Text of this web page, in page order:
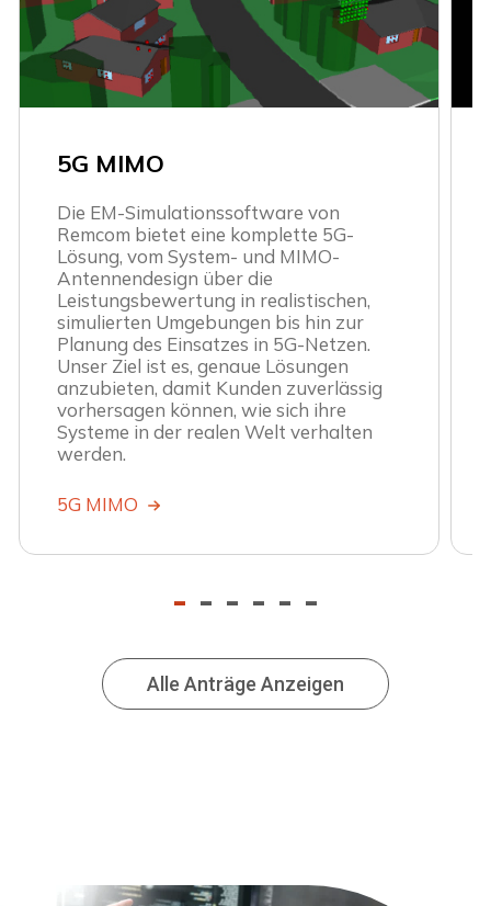
5G MIMO
Die EM-Simulationssoftware von
Remcom bietet eine komplette 5G-
Lösung, vom System- und MIMO-
Antennendesign über die
Leistungsbewertung in realistischen,
simulierten Umgebungen bis hin zur
Planung des Einsatzes in 5G-Netzen.
Unser Ziel ist es, genaue Lösungen
anzubieten, damit Kunden zuverlässig
vorhersagen können, wie sich ihre
Systeme in der realen Welt verhalten
werden.
5G MIMO
- - - - - -
Alle Anträge Anzeigen